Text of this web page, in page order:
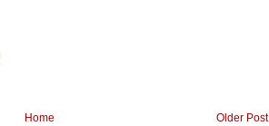
Older Post
Home